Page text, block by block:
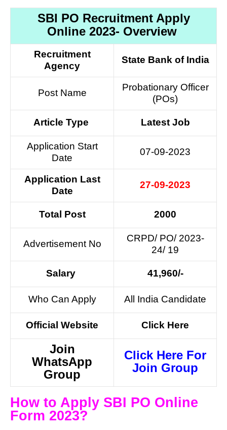
SBI PO Recruitment Apply
Online 2023- Overview
Recruitment
Agency
State Bank of India
Post Name
Probationary Officer
(POs)
Article Type Latest Job
Application Start
Date
07-09-2023
Application Last
Date
27-09-2023
Total Post 2000
Advertisement No
CRPD/ PO/ 2023-
24/ 19
Salary 41,960/-
Who Can Apply All India Candidate
Official Website Click Here
Join
WhatsApp
Group
Click Here For
Join Group
How to Apply SBI PO Online
Form 2023?